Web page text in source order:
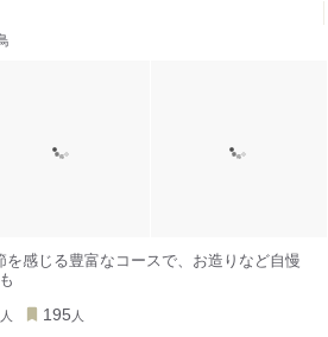
を感じる豊富なコースで、お造りなど自慢
人 195 人